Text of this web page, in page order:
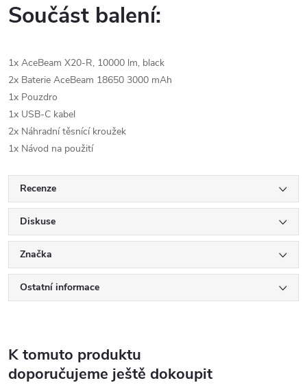
Součást balení:
1x AceBeam X20-R, 10000 lm, black
2x Baterie AceBeam 18650 3000 mAh
1x Pouzdro
1x USB-C kabel
2x Náhradní těsnící kroužek
1x Návod na použití
Recenze
Diskuse
Značka
Ostatní informace
K tomuto produktu
doporučujeme ještě dokoupit